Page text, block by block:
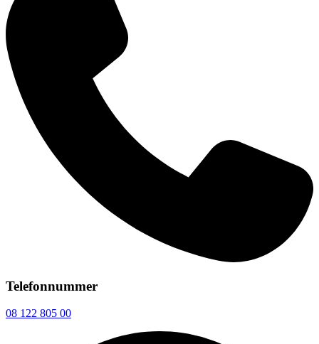
Telefonnummer
08 122 805 00